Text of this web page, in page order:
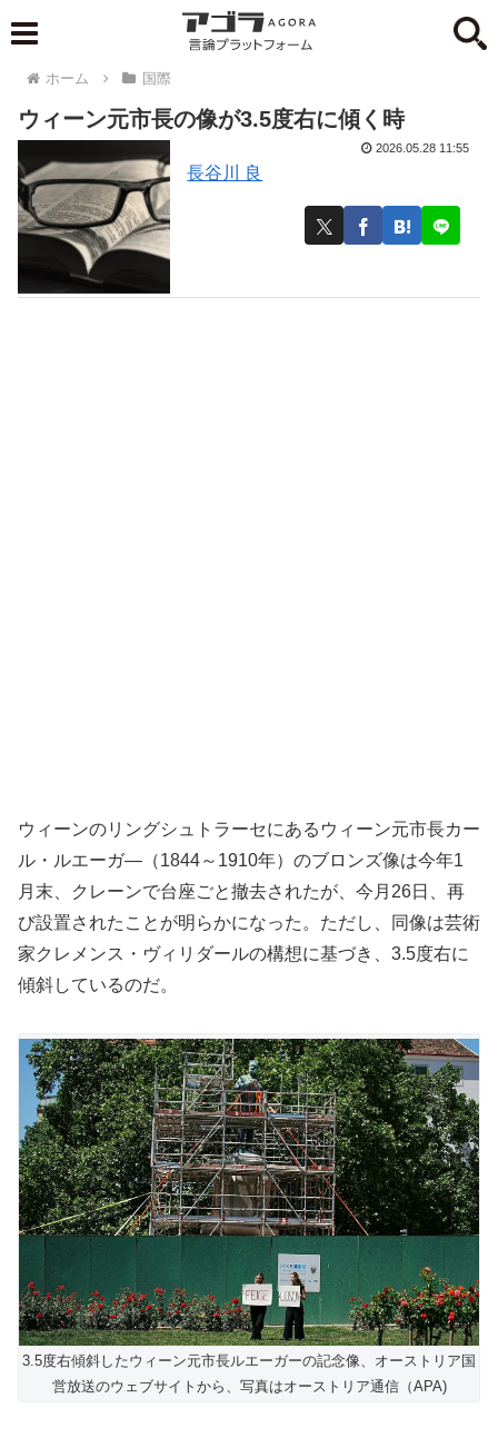
ホーム 国際
ウィーン元市長の像が3.5度右に傾く時
長谷川 良
2026.05.28 11:55
ウィーンのリングシュトラーセにあるウィーン元市長カー
ル・ルエーガ―（1844～1910年）のブロンズ像は今年1
月末、クレーンで台座ごと撤去されたが、今月26日、再
び設置されたことが明らかになった。ただし、同像は芸術
家クレメンス・ヴィリダールの構想に基づき、3.5度右に
傾斜しているのだ。
3.5度右傾斜したウィーン元市長ルエーガーの記念像、オーストリア国
営放送のウェブサイトから、写真はオーストリア通信（APA)